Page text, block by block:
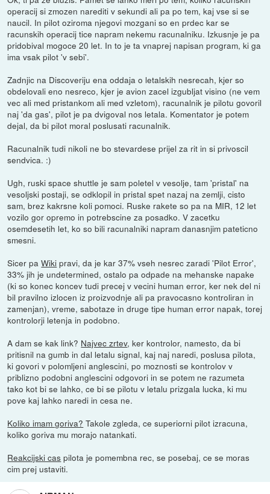
operacij si zmozen narediti v sekundi ali pa po tem, kaj vse si se
naucil. In pilot oziroma njegovi mozgani so en prdec kar se
racunskih operacij tice napram nekemu racunalniku. Izkusnje je pa
pridobival mogoce 20 let. In to je ta vnaprej napisan program, ki ga
ima vsak pilot 'v sebi'.
Zadnjic na Discoveriju ena oddaja o letalskih nesrecah, kjer so
obdelovali eno nesreco, kjer je avion zacel izgubljat visino (ne vem
vec ali med pristankom ali med vzletom), racunalnik je pilotu govoril
naj 'da gas', pilot je pa dvigoval nos letala. Komentator je potem
dejal, da bi pilot moral poslusati racunalnik.
Racunalnik tudi nikoli ne bo stevardese prijel za rit in si privoscil
sendvica. :)
Ugh, ruski space shuttle je sam poletel v vesolje, tam 'pristal' na
vesoljski postaji, se odklopil in pristal spet nazaj na zemlji, cisto
sam, brez kakrsne koli pomoci. Ruske rakete so pa na MIR, 12 let
vozilo gor opremo in potrebscine za posadko. V zacetku
osemdesetih let, ko so bili racunalniki napram danasnjim pateticno
smesni.
Sicer paWiki pravi, da je kar 37% vseh nesrec zaradi 'Pilot Error',
33% jih je undetermined, ostalo pa odpade na mehanske napake
(ki so konec koncev tudi precej v vecini human error, ker nek del ni
bil pravilno izlocen iz proizvodnje ali pa pravocasno kontroliran in
zamenjan), vreme, sabotaze in druge tipe human error napak, torej
kontrolorji letenja in podobno.
A dam se kak link? Najvec zrtev, ker kontrolor, namesto, da bi
pritisnil na gumb in dal letalu signal, kaj naj naredi, poslusa pilota,
ki govori v polomljeni anglescini, po moznosti se kontrolov v
priblizno podobni anglescini odgovori in se potem ne razumeta
tako kot bi se lahko, ce bi se pilotu v letalu prizgala lucka, ki mu
pove kaj lahko naredi in cesa ne.
Koliko imam goriva? Takole zgleda, ce superiorni pilot izracuna,
koliko goriva mu morajo natankati.
Reakcijski cas pilota je pomembna rec, se posebaj, ce se moras
cim prej ustaviti.